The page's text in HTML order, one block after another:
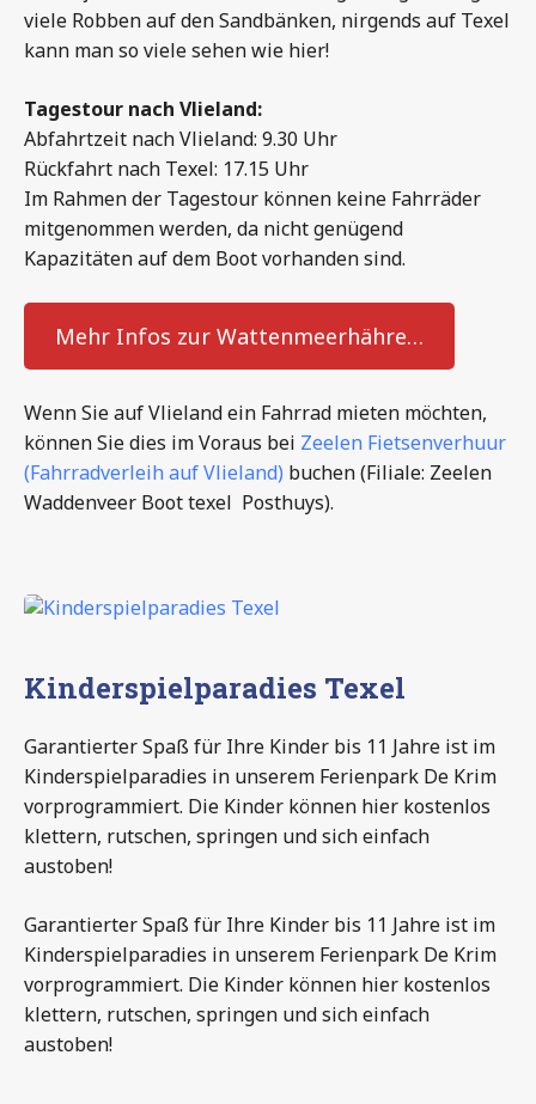
viele Robben auf den Sandbänken, nirgends auf Texel
kann man so viele sehen wie hier!
Tagestour nach Vlieland:
Abfahrtzeit nach Vlieland: 9.30 Uhr
Rückfahrt nach Texel: 17.15 Uhr
Im Rahmen der Tagestour können keine Fahrräder
mitgenommen werden, da nicht genügend
Kapazitäten auf dem Boot vorhanden sind.
Mehr Infos zur Wattenmeerhähre…
Wenn Sie auf Vlieland ein Fahrrad mieten möchten,
können Sie dies im Voraus bei Zeelen Fietsenverhuur
(Fahrradverleih auf Vlieland) buchen (Filiale: Zeelen
Waddenveer Boot texel Posthuys).
Kinderspielparadies Texel
Garantierter Spaß für Ihre Kinder bis 11 Jahre ist im
Kinderspielparadies in unserem Ferienpark De Krim
vorprogrammiert. Die Kinder können hier kostenlos
klettern, rutschen, springen und sich einfach
austoben!
Garantierter Spaß für Ihre Kinder bis 11 Jahre ist im
Kinderspielparadies in unserem Ferienpark De Krim
vorprogrammiert. Die Kinder können hier kostenlos
klettern, rutschen, springen und sich einfach
austoben!